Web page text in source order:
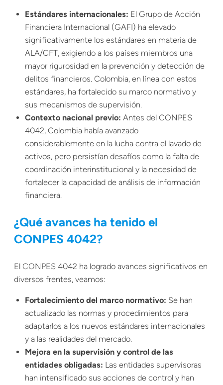
Estándares internacionales: El Grupo de Acción
Financiera Internacional (GAFI) ha elevado
significativamente los estándares en materia de
ALA/CFT, exigiendo a los países miembros una
mayor rigurosidad en la prevención y detección de
delitos financieros. Colombia, en línea con estos
estándares, ha fortalecido su marco normativo y
sus mecanismos de supervisión.
Contexto nacional previo: Antes del CONPES
4042, Colombia había avanzado
considerablemente en la lucha contra el lavado de
activos, pero persistían desafíos como la falta de
coordinación interinstitucional y la necesidad de
fortalecer la capacidad de análisis de información
financiera.
¿Qué avances ha tenido el
CONPES 4042?
El CONPES 4042 ha logrado avances significativos en
diversos frentes, veamos:
Fortalecimiento del marco normativo: Se han
actualizado las normas y procedimientos para
adaptarlos a los nuevos estándares internacionales
y a las realidades del mercado.
Mejora en la supervisión y control de las
entidades obligadas: Las entidades supervisoras
han intensificado sus acciones de control y han